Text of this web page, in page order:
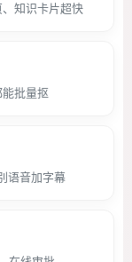
、知识卡片超快
批量抠
语音加字幕